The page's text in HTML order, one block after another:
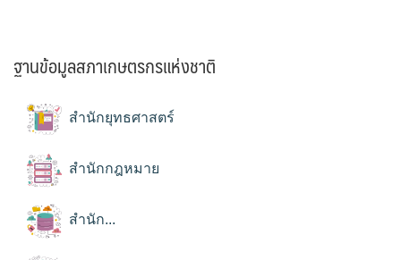
ฐานข้อมูลสภาเกษตรกรแห่งชาติ
สำนักยุทธศาสตร์
สำนักกฎหมาย
สำนัก...